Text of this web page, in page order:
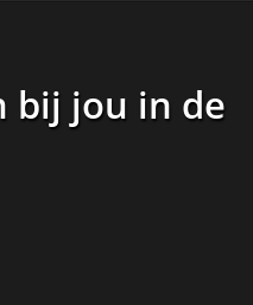
bij jou in de